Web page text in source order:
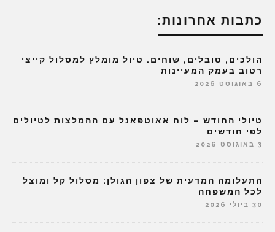
כתבות אחרונות:
הולכים, טובלים, שוחים. טיול מומלץ למסלול קייצי
רטוב בעמק המעיינות
6 באוגוסט 2026
טיולי החודש – לוח אאוטפאנל עם ההמלצות לטיולים
לפי חודשים
3 באוגוסט 2026
התעלומה המדעית של צפון הגולן: מסלול קל ומוצל
לכל המשפחה
30 ביולי 2026